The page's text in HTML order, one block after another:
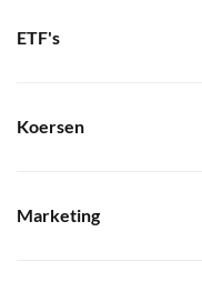
ETF's
Koersen
Marketing